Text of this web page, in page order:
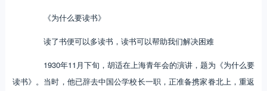
《为什么要读书》
读了书便可以多读书，读书可以帮助我们解决困难
1930年11月下旬，胡适在上海青年会的演讲，题为《为什么要
读书》。当时，他已辞去中国公学校长一职，正准备携家眷北上，重返